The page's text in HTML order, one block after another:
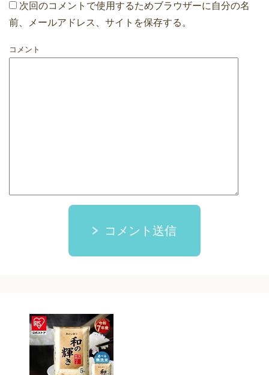
次回のコメントで使用するためブラウザーに自分の名
前、メールアドレス、サイトを保存する。
コメント
コメント送信